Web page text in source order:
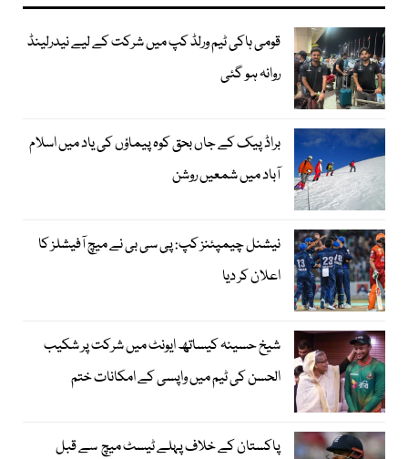
قومی ہاکی ٹیم ورلڈ کپ میں شرکت کے لیے نیدرلینڈ
روانہ ہو گئی
براڈ پیک کے جاں بحق کوہ پیماؤں کی یاد میں اسلام
آباد میں شمعیں روشن
نیشنل چیمپئنز کپ: پی سی بی نے میچ آفیشلز کا
اعلان کر دیا
شیخ حسینہ کیساتھ ایونٹ میں شرکت پر شکیب
الحسن کی ٹیم میں واپسی کے امکانات ختم
پاکستان کے خلاف پہلے ٹیسٹ میچ سے قبل